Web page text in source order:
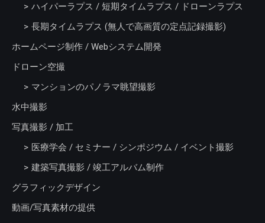
ハイパーラプス / 短期タイムラプス / ドローンラプス
長期タイムラプス (無人で高画質の定点記録撮影)
ホームページ制作 / Webシステム開発
ドローン空撮
マンションのパノラマ眺望撮影
水中撮影
写真撮影 / 加工
医療学会 / セミナー / シンポジウム / イベント撮影
建築写真撮影 / 竣工アルバム制作
グラフィックデザイン
動画/写真素材の提供